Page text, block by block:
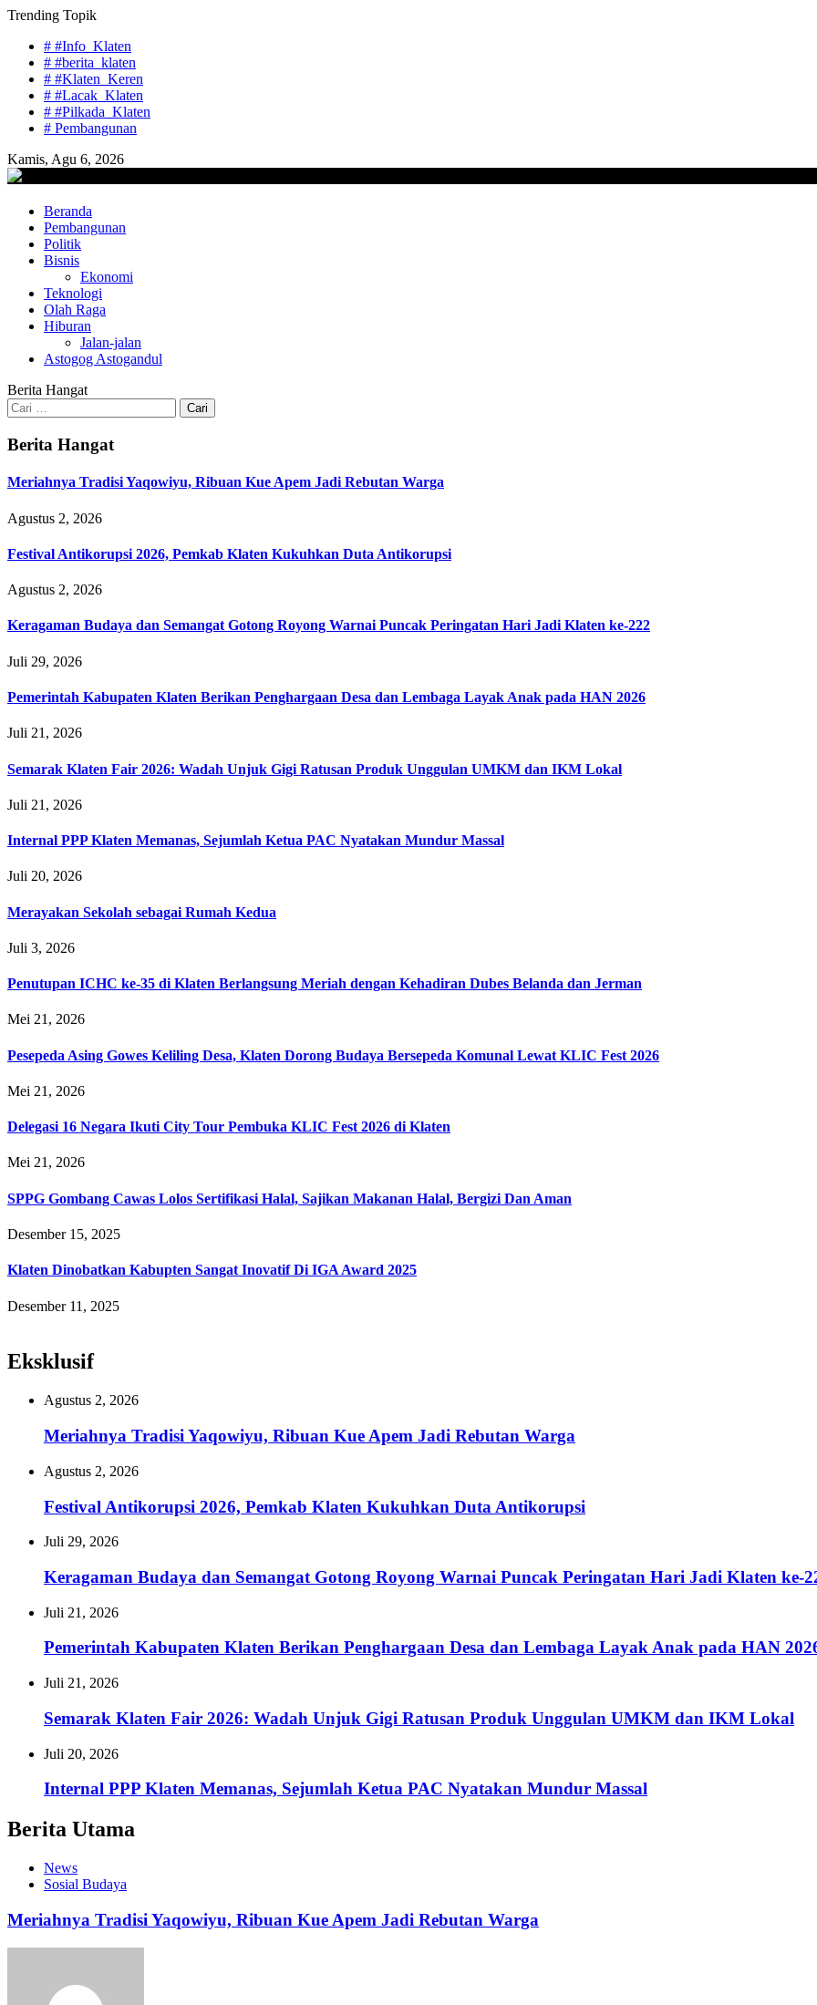
Skip
content
Trending Topik
# #Info_Klaten
# #berita_klaten
# #Klaten_Keren
# #Lacak_Klaten
# #Pilkada_Klaten
# Pembangunan
Kamis, Agu 6, 2026
lacaknews.com
Lacak Gaya Baru
Beranda
Pembangunan
Politik
Bisnis
Ekonomi
Teknologi
Olah Raga
Hiburan
Jalan-jalan
Astogog Astogandul
Berita Hangat
Cari
untuk:
Berita Hangat
Meriahnya Tradisi Yaqowiyu, Ribuan Kue Apem Jadi Rebutan Warga
Agustus 2, 2026
Festival Antikorupsi 2026, Pemkab Klaten Kukuhkan Duta Antikorupsi
Agustus 2, 2026
Keragaman Budaya dan Semangat Gotong Royong Warnai Puncak Peringatan Hari Jadi Klaten ke-222
Juli 29, 2026
Pemerintah Kabupaten Klaten Berikan Penghargaan Desa dan Lembaga Layak Anak pada HAN 2026
Juli 21, 2026
Semarak Klaten Fair 2026: Wadah Unjuk Gigi Ratusan Produk Unggulan UMKM dan IKM Lokal
Juli 21, 2026
Internal PPP Klaten Memanas, Sejumlah Ketua PAC Nyatakan Mundur Massal
Juli 20, 2026
Merayakan Sekolah sebagai Rumah Kedua
Juli 3, 2026
Penutupan ICHC ke-35 di Klaten Berlangsung Meriah dengan Kehadiran Dubes Belanda dan Jerman
Mei 21, 2026
Pesepeda Asing Gowes Keliling Desa, Klaten Dorong Budaya Bersepeda Komunal Lewat KLIC Fest 2026
Mei 21, 2026
Delegasi 16 Negara Ikuti City Tour Pembuka KLIC Fest 2026 di Klaten
Mei 21, 2026
SPPG Gombang Cawas Lolos Sertifikasi Halal, Sajikan Makanan Halal, Bergizi Dan Aman
Desember 15, 2025
Klaten Dinobatkan Kabupten Sangat Inovatif Di IGA Award 2025
Desember 11, 2025
Eksklusif
Agustus 2, 2026
Meriahnya Tradisi Yaqowiyu, Ribuan Kue Apem Jadi Rebutan Warga
Agustus 2, 2026
Festival Antikorupsi 2026, Pemkab Klaten Kukuhkan Duta Antikorupsi
Juli 29, 2026
Keragaman Budaya dan Semangat Gotong Royong Warnai Puncak Peringatan Hari Jadi Klaten ke-
Juli 21, 2026
Pemerintah Kabupaten Klaten Berikan Penghargaan Desa dan Lembaga Layak Anak pada HAN
Juli 21, 2026
Semarak Klaten Fair 2026: Wadah Unjuk Gigi Ratusan Produk Unggulan UMKM dan IKM Lokal
Juli 20, 2026
Internal PPP Klaten Memanas, Sejumlah Ketua PAC Nyatakan Mundur Massal
Berita Utama
News
Sosial Budaya
Meriahnya Tradisi Yaqowiyu, Ribuan Kue Apem Jadi Rebutan Warga